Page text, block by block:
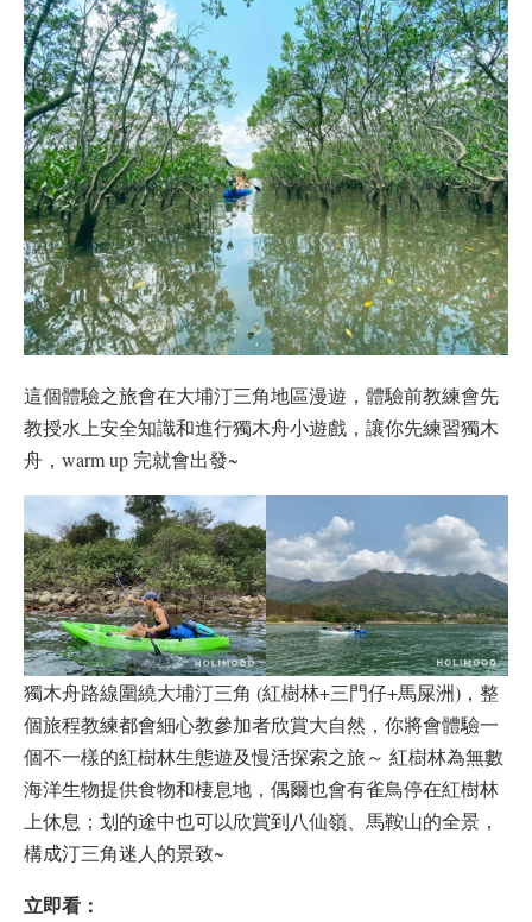
這個體驗之旅會在大埔汀三角地區漫遊，體驗前教練會先
教授水上安全知識和進行獨木舟小遊戲，讓你先練習獨木
舟，warm up 完就會出發~
獨木舟路線圍繞大埔汀三角 (紅樹林+三門仔+馬屎洲)，整
個旅程教練都會細心教參加者欣賞大自然，你將會體驗一
個不一樣的紅樹林生態遊及慢活探索之旅～ 紅樹林為無數
海洋生物提供食物和棲息地，偶爾也會有雀鳥停在紅樹林
上休息；划的途中也可以欣賞到八仙嶺、馬鞍山的全景，
構成汀三角迷人的景致~
立即看：